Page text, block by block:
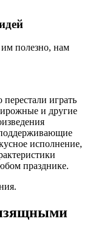
полезно, нам
играть
и другие
исполнение,
празднике.